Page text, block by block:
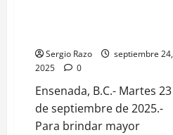
Sergio Razo
septiembre 24,
2025
0
Ensenada, B.C.- Martes 23
de septiembre de 2025.-
Para brindar mayor